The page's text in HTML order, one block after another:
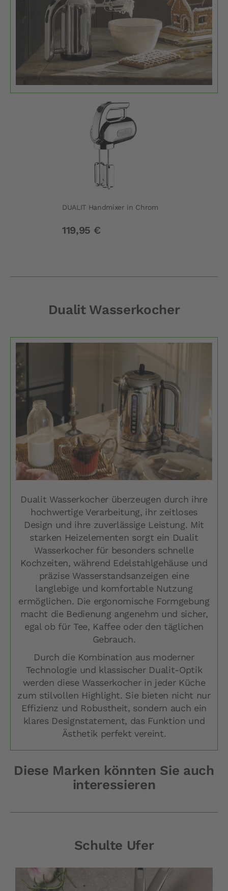
DUALIT Handmixer in Chrom
119,95 €
Dualit Wasserkocher
Dualit Wasserkocher überzeugen durch ihre
hochwertige Verarbeitung, ihr zeitloses
Design und ihre zuverlässige Leistung. Mit
starken Heizelementen sorgt ein Dualit
Wasserkocher für besonders schnelle
Kochzeiten, während Edelstahlgehäuse und
präzise Wasserstandsanzeigen eine
langlebige und komfortable Nutzung
ermöglichen. Die ergonomische Formgebung
macht die Bedienung angenehm und sicher,
egal ob für Tee, Kaffee oder den täglichen
Gebrauch.
Durch die Kombination aus moderner
Technologie und klassischer Dualit-Optik
werden diese Wasserkocher in jeder Küche
zum stilvollen Highlight. Sie bieten nicht nur
Effizienz und Robustheit, sondern auch ein
klares Designstatement, das Funktion und
Ästhetik perfekt vereint.
Diese Marken könnten Sie auch
interessieren
Schulte Ufer